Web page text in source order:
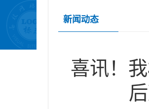
新闻动态
喜讯！